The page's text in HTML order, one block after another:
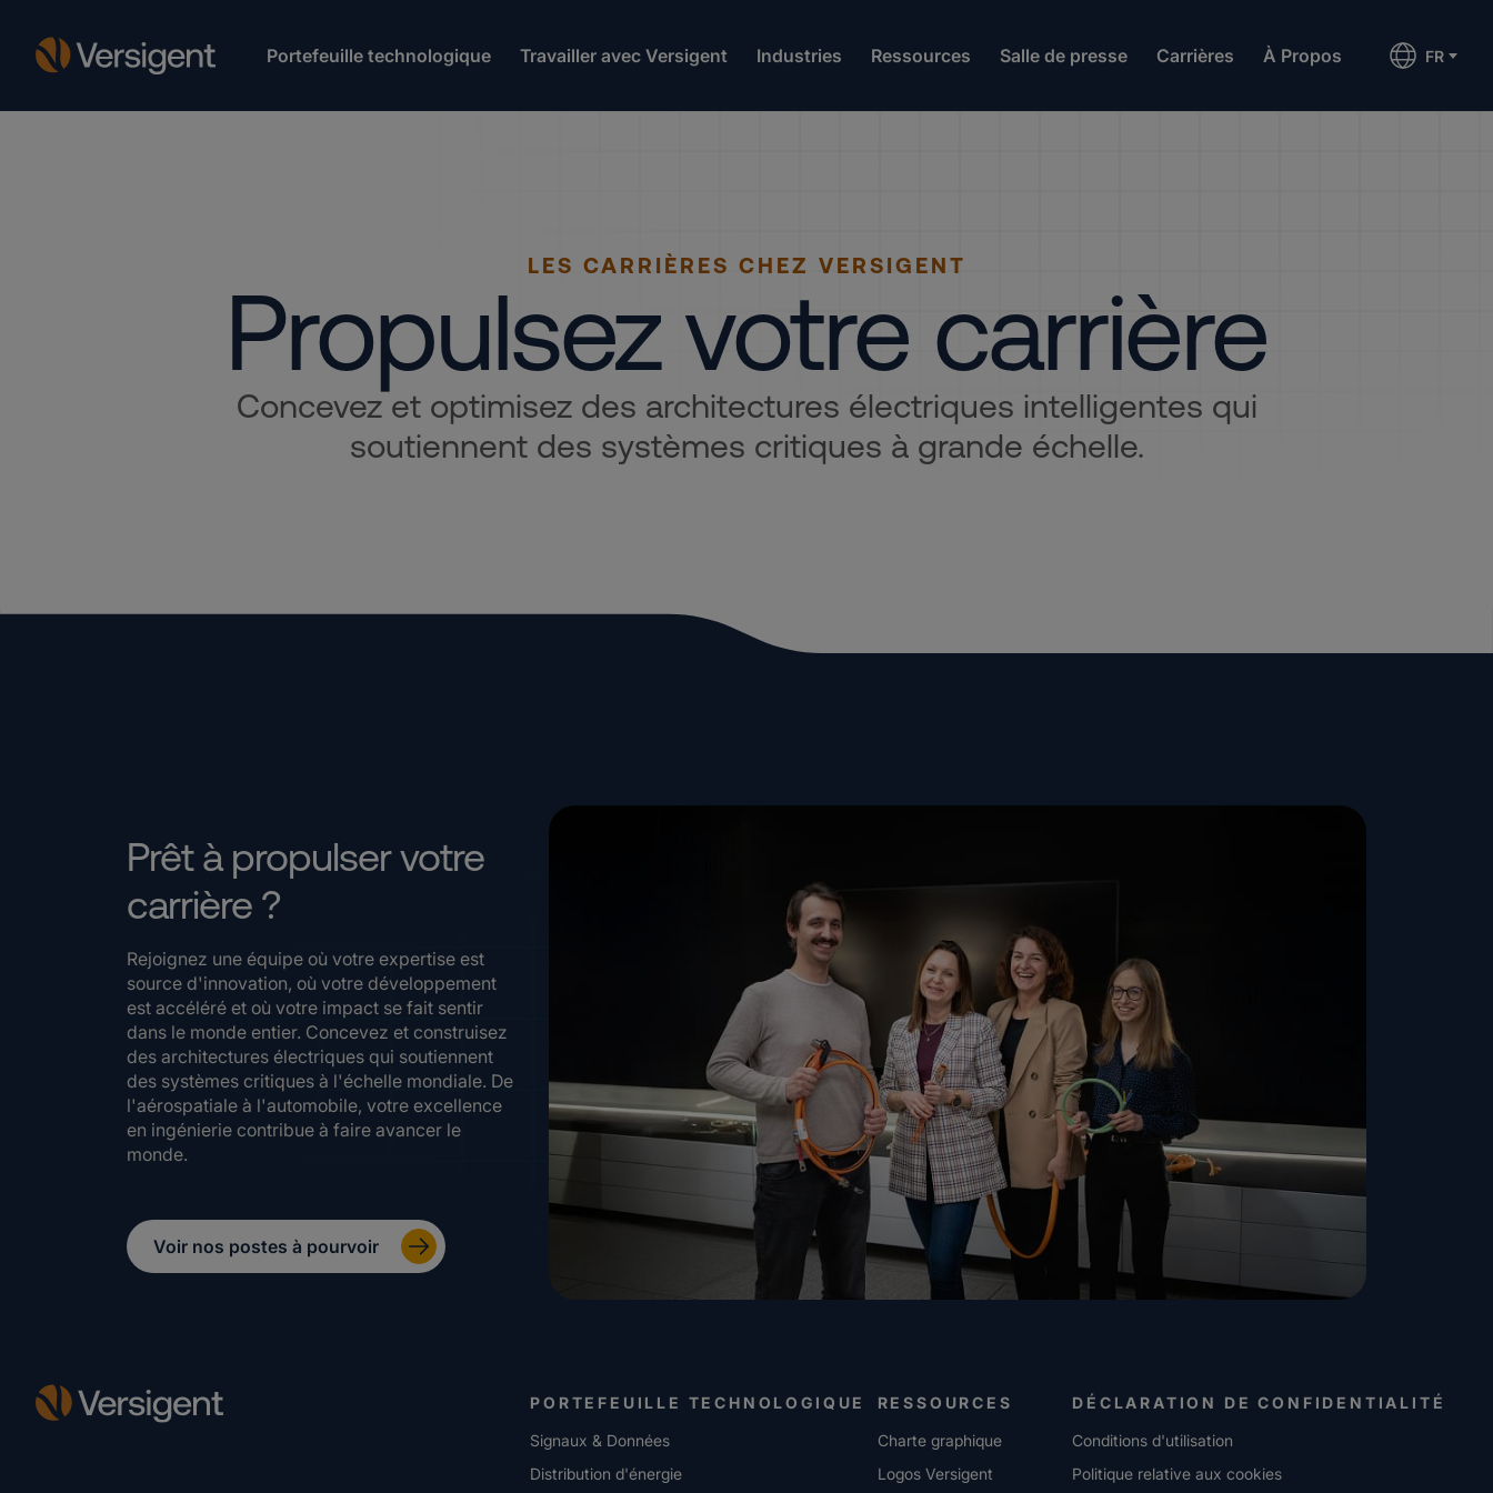
Portefeuille technologique Travailler avec Versigent Industries Ressources Salle de presse Carrières À Propos FR
LES CARRIÈRES CHEZ VERSIGENT
Propulsez votre carrière
Concevez et optimisez des architectures électriques intelligentes qui
soutiennent des systèmes critiques à grande échelle.
Prêt à propulser votre
carrière ?
Rejoignez une équipe où votre expertise est
source d'innovation, où votre développement
est accéléré et où votre impact se fait sentir
dans le monde entier. Concevez et construisez
des architectures électriques qui soutiennent
des systèmes critiques à l'échelle mondiale. De
l'aérospatiale à l'automobile, votre excellence
en ingénierie contribue à faire avancer le
monde.
Voir nos postes à pourvoir
PORTEFEUILLE TECHNOLOGIQUE
Signaux & Données
Distribution d'énergie
RESSOURCES
Charte graphique
Logos Versigent
DÉCLARATION DE CONFIDENTIALITÉ
Conditions d'utilisation
Politique relative aux cookies